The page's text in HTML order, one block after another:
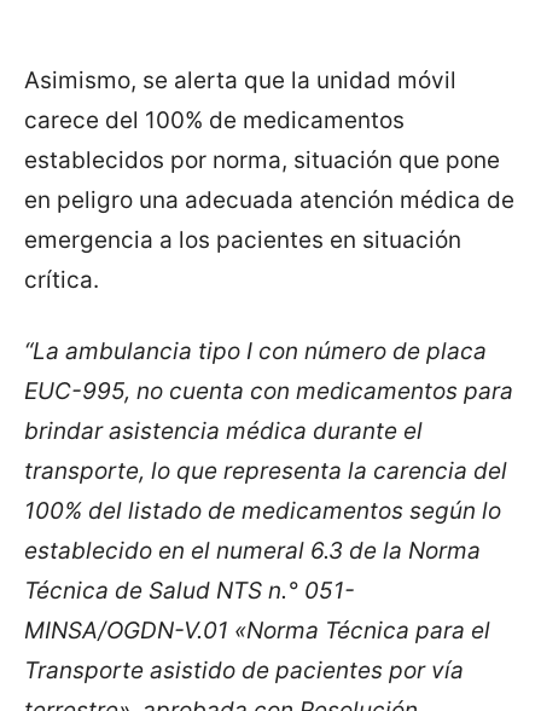
Asimismo, se alerta que la unidad móvil
carece del 100% de medicamentos
establecidos por norma, situación que pone
en peligro una adecuada atención médica de
emergencia a los pacientes en situación
crítica.
“La ambulancia tipo I con número de placa
EUC-995, no cuenta con medicamentos para
brindar asistencia médica durante el
transporte, lo que representa la carencia del
100% del listado de medicamentos según lo
establecido en el numeral 6.3 de la Norma
Técnica de Salud NTS n.° 051-
MINSA/OGDN-V.01 «Norma Técnica para el
Transporte asistido de pacientes por vía